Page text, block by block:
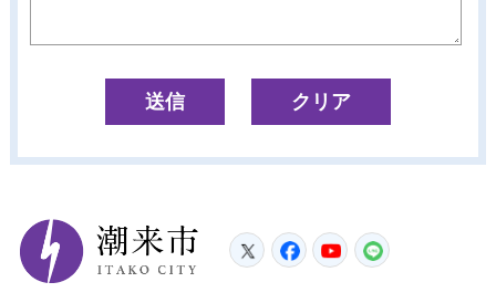
潮来市
TwitterFacebook
YouTube